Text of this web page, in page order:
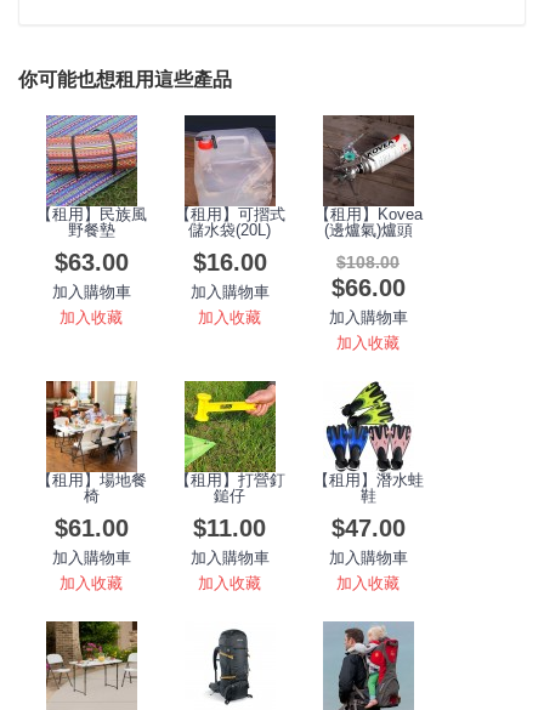
你可能也想租用這些產品
【租用】民族風
野餐墊
$63.00
加入購物車
加入收藏
【租用】可摺式
儲水袋(20L)
$16.00
加入購物車
加入收藏
【租用】Kovea
(邊爐氣)爐頭
$108.00
$66.00
加入購物車
加入收藏
【租用】場地餐
椅
$61.00
加入購物車
加入收藏
【租用】打營釘
鎚仔
$11.00
加入購物車
加入收藏
【租用】潛水蛙
鞋
$47.00
加入購物車
加入收藏